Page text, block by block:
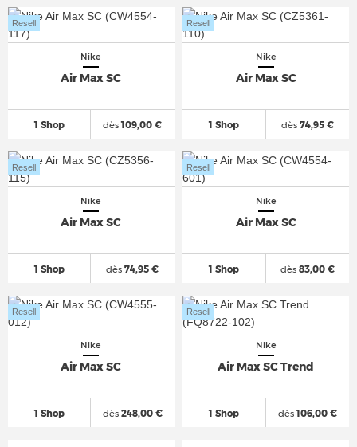
Nike
Air Max SC
1 Shop
Resell
dès109,00 €
Nike
Air Max SC
1 Shop
Resell
dès74,95 €
Nike
Air Max SC
1 Shop
Resell
dès 74,95 €
Nike
Air Max SC
1 Shop
Resell
dès83,00 €
Nike
Air Max SC
1 Shop
Resell
dès248,00 €
Nike
Air Max SC Trend
1 Shop
Resell
dès106,00 €